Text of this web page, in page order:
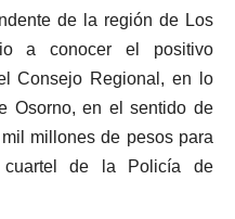
de la región de Los
a conocer el positivo
Consejo Regional, en lo
Osorno, en el sentido de
millones de pesos para
cuartel de la Policía de